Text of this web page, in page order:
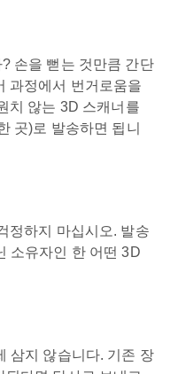
손을 뻗는 것만큼 간단
과정에서 번거로움을
치 않는 3D 스캐너를
곳)로 발송하면 됩니
정하지 마십시오. 발송
소유자인 한 어떤 3D
삼지 않습니다. 기존 장